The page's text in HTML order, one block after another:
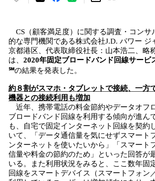
い
！
数
を
読
み
込
み
中
で
す
CS（顧客満足度）に関する調査・コンサ
的な専門機関である株式会社J.D. パワー ジ
京都港区、代表取締役社長：山本浩二、略
は、 2020年固定ブロードバンド回線サービ
℠の結果を発表した。
約８割がスマホ・タブレットで接続、一方
機器との接続利用も増加
近年、携帯電話の料金節約やデータオフ
ブロードバンド回線を利用する傾向が進ん
も、自宅で固定インターネット回線を契約
いて、「データ通信量を気にせずスマート
ンターネットを使いたいから」「スマート
信量や料金の節約のため」といった回答が
いる。また利用状況をみると、ここ数年固
回線をスマートデバイス（スマートフォン